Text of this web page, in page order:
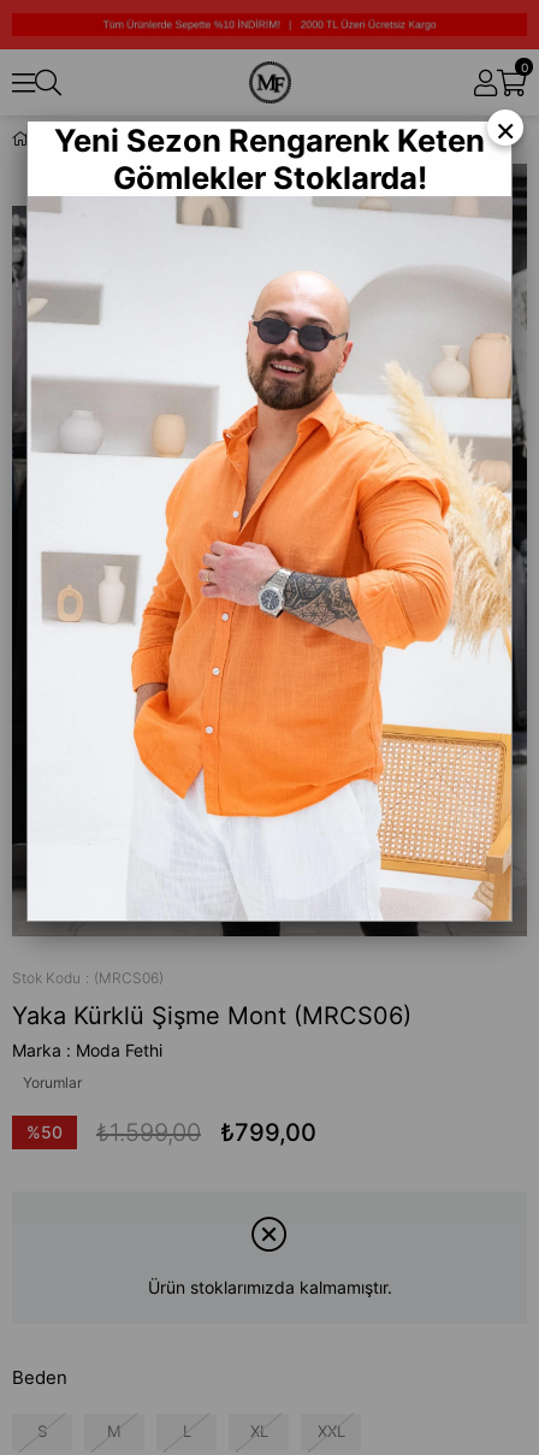
0
Yaka Kürklü Şişme Mont (MRCS06)
Stok Kodu (MRCS06)
Yaka Kürklü Şişme Mont (MRCS06)
Marka : Moda Fethi
Yorumlar
%50
₺1.599,00 ₺799,00
Ürün stoklarımızda kalmamıştır.
Beden
S M L XL XXL
×
Yeni Sezon Rengarenk Keten
Gömlekler Stoklarda!